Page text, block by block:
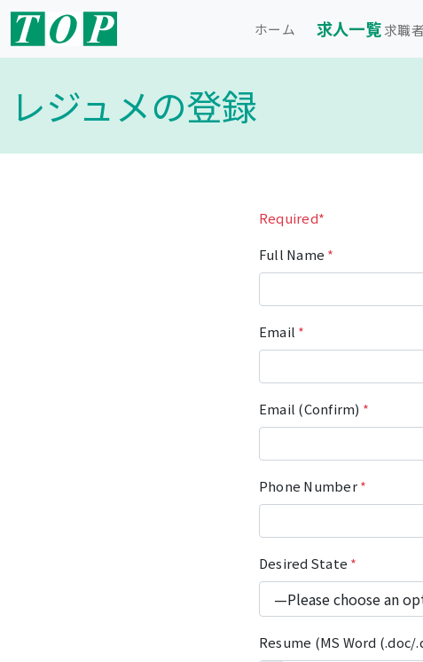
ホーム 求人一覧求職
レジュメの登録
Required*
Full Name *
Email *
Email (Confirm) *
Phone Number*
Desired State *
Resume (MS Word